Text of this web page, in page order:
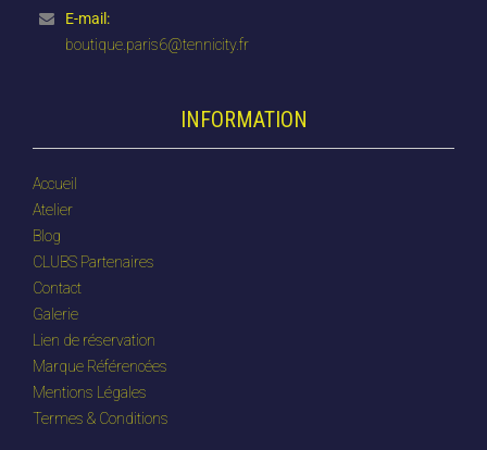
E-mail:
boutique.paris6@tennicity.fr
INFORMATION
Accueil
Atelier
Blog
CLUBS Partenaires
Contact
Galerie
Lien de réservation
Marque Référencées
Mentions Légales
Termes & Conditions